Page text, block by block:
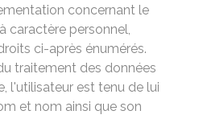
concernant le
caractère personnel,
ci-après énumérés.
traitement des données
l'utilisateur est tenu de lui
et nom ainsi que son